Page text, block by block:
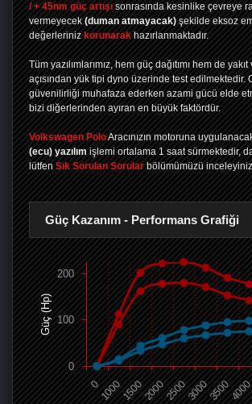
/ + 45nm güç artışı sonrasında kesinlike çevreye
vermeyecek (duman atmayacak) şekilde eksoz
değerleriniz korunarak hazırlanmaktadır.
Tüm yazılımlarımız, hem güç dağıtımı hem de
açısından yük tipi dyno üzerinde test edilmektedir.
güvenilirliği muhafaza ederken azami gücü elde
bizi diğerlerinden ayıran en büyük faktördür.
Volkswagen PoloAracınızın motoruna
(ecu) yazılım işlemi ortalama 1 saat sürmektedir,
lütfen Sık Sorulan Sorular bölümümüzü
Güç Kazanım - Performans Grafiği
Güç (Hp)
0 1000150020002500300035004000
0
100
200